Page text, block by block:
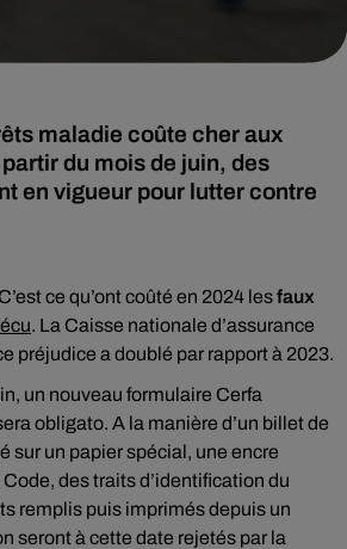
maladie coûte cher aux
du mois de juin, des
en vigueur pour lutter contre
C’est ce qu’ont coûté en 2024 lesfaux
. La Caisse nationale d’assurance
préjudice a doublé par rapport à 2023.
un nouveau formulaire Cerfa
obligato. A la manière d’un billet de
sur un papier spécial, une encre
des traits d’identification du
remplis puis imprimés depuis un
seront à cette date rejetés par la